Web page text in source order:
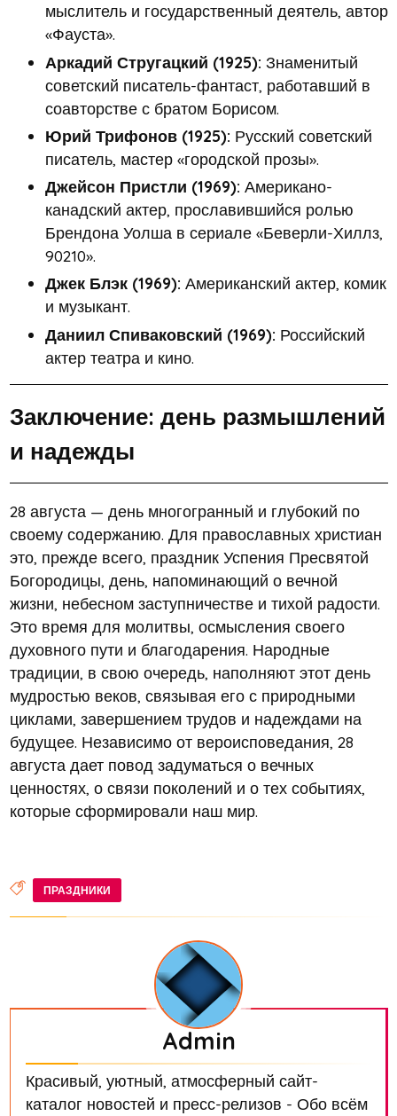
мыслитель и государственный деятель, автор
«Фауста».
Аркадий Стругацкий (1925): Знаменитый
советский писатель-фантаст, работавший в
соавторстве с братом Борисом.
Юрий Трифонов (1925): Русский советский
писатель, мастер «городской прозы».
Джейсон Пристли (1969): Американо-
канадский актер, прославившийся ролью
Брендона Уолша в сериале «Беверли-Хиллз,
90210».
Джек Блэк (1969): Американский актер, комик
и музыкант.
Даниил Спиваковский (1969): Российский
актер театра и кино.
Заключение: день размышлений
и надежды
28 августа — день многогранный и глубокий по
своему содержанию. Для православных христиан
это, прежде всего, праздник Успения Пресвятой
Богородицы, день, напоминающий о вечной
жизни, небесном заступничестве и тихой радости.
Это время для молитвы, осмысления своего
духовного пути и благодарения. Народные
традиции, в свою очередь, наполняют этот день
мудростью веков, связывая его с природными
циклами, завершением трудов и надеждами на
будущее. Независимо от вероисповедания, 28
августа дает повод задуматься о вечных
ценностях, о связи поколений и о тех событиях,
которые сформировали наш мир.
ПРАЗДНИКИ
Admin
Красивый, уютный, атмосферный сайт-
каталог новостей и пресс-релизов - Обо всём